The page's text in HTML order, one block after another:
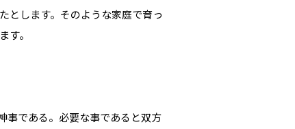
とします。そのような家庭で育っ
す。
事である。必要な事であると双方